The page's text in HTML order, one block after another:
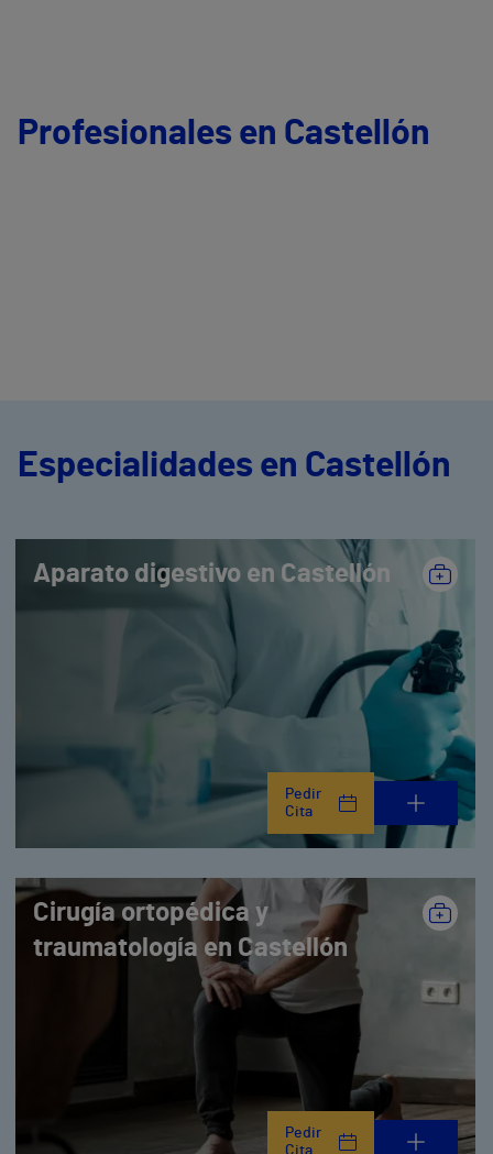
Profesionales en Castellón
Especialidades en Castellón
Aparato digestivo en Castellón
Pedir
Cita
Cirugía ortopédica y
traumatología en Castellón
Pedir